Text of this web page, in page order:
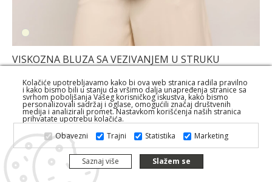
VISKOZNA BLUZA SA VEZIVANJEM U STRUKU
60,00 KM
Kolačiće upotrebljavamo kako bi ova web stranica radila pravilno
i kako bismo bili u stanju da vršimo dalja unapređenja stranice sa
svrhom poboljšanja Vašeg korisničkog iskustva, kako bismo
personalizovali sadržaj i oglase, omogućili značaj društvenih
medija i analizirali promet. Nastavkom korišćenja naših stranica
prihvatate upotrebu kolačića.
Obavezni
Trajni Statistika Marketing
Saznaj više Slažem se